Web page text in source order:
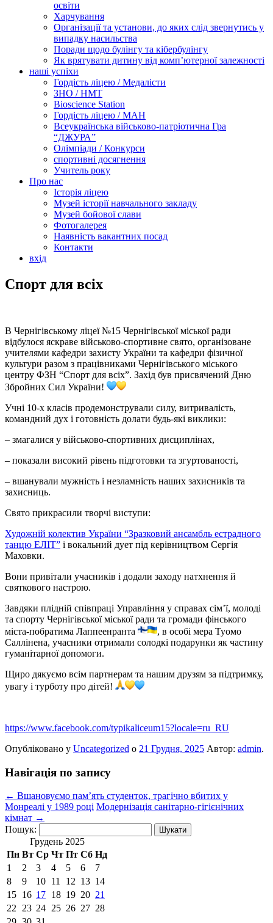
освіти
Харчування
Організації та установи, до яких слід звернутись у
випадку насильства
Поради щодо булінгу та кібербулінгу
Як врятувати дитину від комп’ютерної залежності
наші успіхи
Гордість ліцею / Медалісти
ЗНО / НМТ
Bioscience Station
Гордість ліцею / МАН
Всеукраїнська військово-патріотична Гра
“ДЖУРА”
Олімпіади / Конкурси
спортивні досягнення
Учитель року
Про нас
Історія ліцею
Музей історії навчального закладу
Музей бойової слави
Фотогалерея
Наявність вакантних посад
Контакти
вхід
Спорт для всіх
В Чернігівському ліцеї №15 Чернігівської міської ради
відбулося яскраве військово-спортивне свято, організоване
учителями кафедри захисту України та кафедри фізичної
культури разом з працівниками Чернігівського міського
центру ФЗН “Спорт для всіх”. Захід був присвячений Дню
Збройних Сил України!
Учні 10-х класів продемонстрували силу, витривалість,
командний дух і готовність долати будь-які виклики:
– змагалися у військово-спортивних дисциплінах,
– показали високий рівень підготовки та згуртованості,
– вшанували мужність і незламність наших захисників та
захисниць.
Свято прикрасили творчі виступи:
Художній колектив України “Зразковий ансамбль естрадного
танцю ЕЛІТ” і вокальний дует під керівництвом Сергія
Маховки.
Вони привітали учасників і додали заходу натхнення й
святкового настрою.
Завдяки плідній співпраці Управління у справах сім’ї, молоді
та спорту Чернігівської міської ради та громади фінського
міста-побратима Лаппеенранта
, в особі мера Туомо
Саллінена, учасники отримали солодкі подарунки як частину
гуманітарної допомоги.
Щиро дякуємо всім партнерам та нашим друзям за підтримку,
увагу і турботу про дітей!
https://www.facebook.com/typikaliceum15?locale=ru_RU
Опубліковано у Uncategorized о 21 Грудня, 2025 Автор: admin.
Навігація по запису
← Вшановуємо пам’ять студенток, трагічно вбитих у
Монреалі у 1989 році Модернізація санітарно-гігієнічних
кімнат →
Пошук:
Грудень 2025
Пн Вт Ср Чт Пт Сб Нд
1
2 3 4 5 6
7
8
9 10 11 12 13 14
15 16 17 18 19 20 21
22
23 24 25 26 27 28